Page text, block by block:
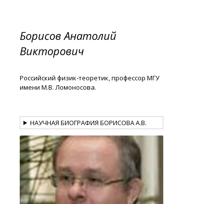
Борисов Анатолий
Викторович
Российский физик-теоретик, профессор МГУ
имени М.В. Ломоносова.
НАУЧНАЯ БИОГРАФИЯ БОРИСОВА А.В.